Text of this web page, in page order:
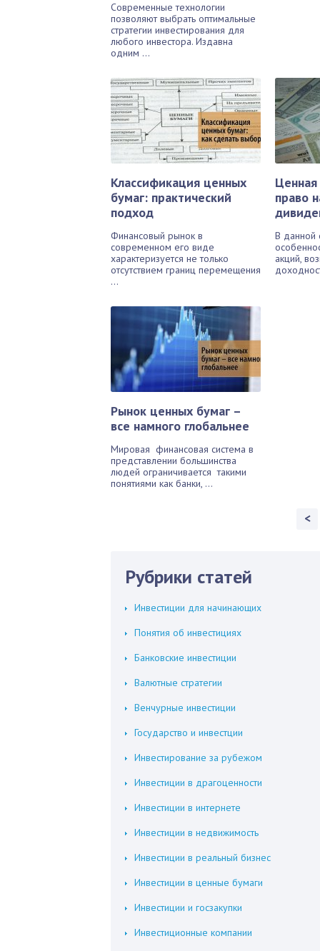
Современные технологии
позволяют выбрать оптимальные
стратегии инвестирования для
любого инвестора. Издавна
одним ...
Классификация ценных
бумаг: практический
подход
Финансовый рынок в
современном его виде
характеризуется не только
отсутствием границ перемещения
...
право
В данной
акций,
Рынок ценных бумаг –
все намного глобальнее
Мировая финансовая система в
представлении большинства
людей ограничивается такими
понятиями как банки, ...
<
Рубрики статей
Инвестиции для начинающих
Понятия об инвестициях
Банковские инвестиции
Валютные стратегии
Венчурные инвестиции
Государство и инвестции
Инвестирование за рубежом
Инвестиции в драгоценности
Инвестиции в интернете
Инвестиции в недвижимость
Инвестиции в реальный бизнес
Инвестиции в ценные бумаги
Инвестиции и госзакупки
Инвестиционные компании